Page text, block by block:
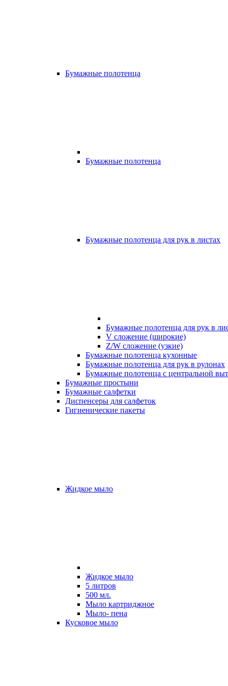
Бумажные полотенца
Бумажные полотенца
Бумажные полотенца для рук в листах
Бумажные полотенца для рук в
V сложение (широкие)
Z/W сложение (узкие)
Бумажные полотенца кухонные
Бумажные полотенца для рук в рулонах
Бумажные полотенца с центральной
Бумажные простыни
Бумажные салфетки
Диспенсеры для салфеток
Гигиенические пакеты
Жидкое мыло
Жидкое мыло
5 литров
500 мл.
Мыло картриджное
Мыло- пена
Кусковое мыло